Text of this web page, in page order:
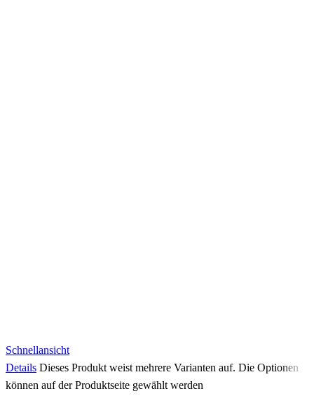
Schnellansicht
Details Dieses Produkt weist mehrere Varianten auf. Die Optionen
können auf der Produktseite gewählt werden